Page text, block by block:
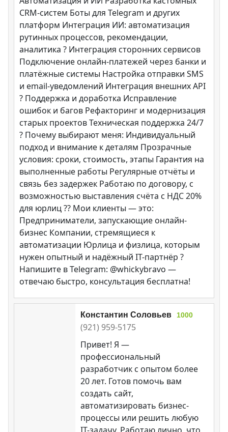
CRM-систем Боты для Telegram и других
платформ Интеграция ИИ: автоматизация
рутинных процессов, рекомендации,
аналитика ? Интеграция сторонних сервисов
Подключение онлайн-платежей через банки и
платёжные системы Настройка отправки SMS
и email-уведомлений Интеграция внешних API
?️ Поддержка и доработка Исправление
ошибок и багов Рефакторинг и модернизация
старых проектов Техническая поддержка 24/7
? Почему выбирают меня: Индивидуальный
подход и внимание к деталям Прозрачные
условия: сроки, стоимость, этапы Гарантия на
выполненные работы Регулярные отчёты и
связь без задержек Работаю по договору, с
возможностью выставления счёта с НДС 20%
для юрлиц ?? Мои клиенты — это:
Предприниматели, запускающие онлайн-
бизнес Компании, стремящиеся к
автоматизации Юрлица и физлица, которым
нужен опытный и надёжный IT-партнёр ?
Напишите в Telegram: @whickybravo —
отвечаю быстро, консультация бесплатна!
Константин Соловьев 1000
(921) 959-5175
Привет! Я —
профессиональный
разработчик с опытом более
20 лет. Готов помочь вам
создать сайт,
автоматизировать бизнес-
процессы или решить любую